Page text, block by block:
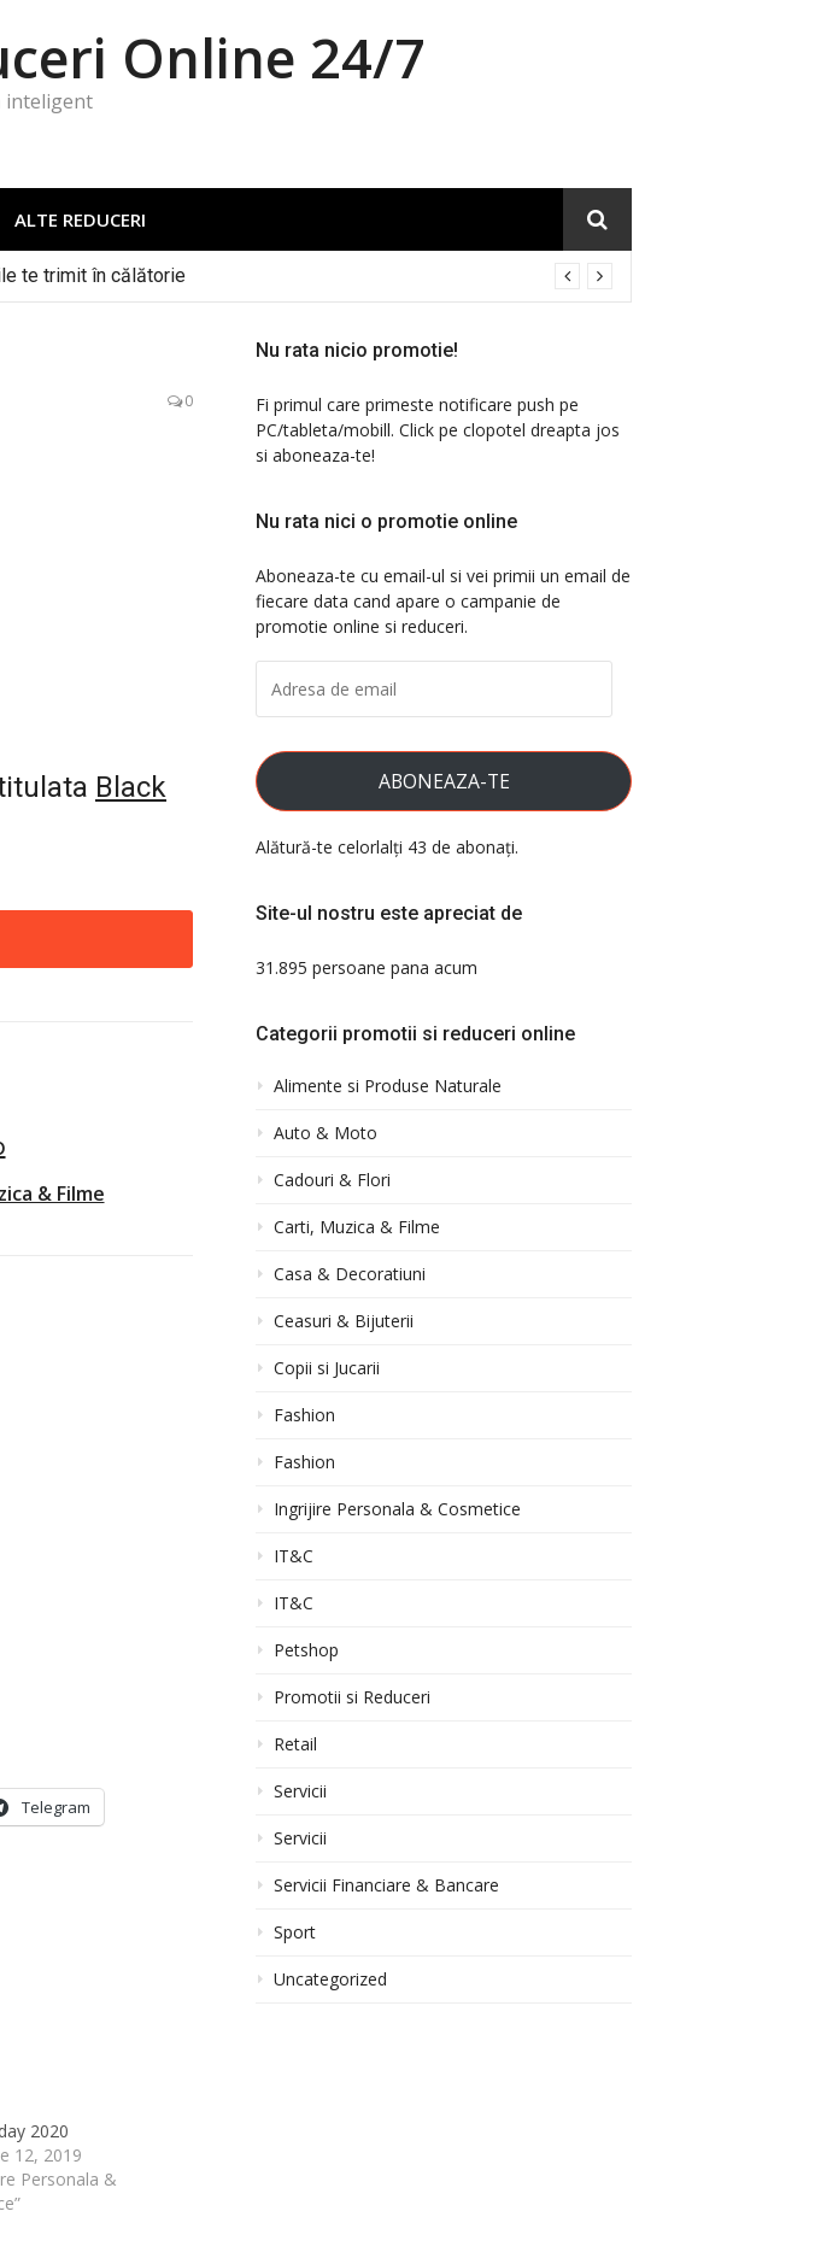
Online 24/7
inteligent
ALTE REDUCERI
te trimit în călătorie
0
Black
& Filme
Telegram
2020
12, 2019
Personala &
Nu rata nicio promotie!
Fi primul care primeste notificare push pe
PC/tableta/mobill. Click pe clopotel dreapta jos
si aboneaza-te!
Nu rata nici o promotie online
Aboneaza-te cu email-ul si vei primii un email de
fiecare data cand apare o campanie de
promotie online si reduceri.
DE
EMAIL
ABONEAZA-TE
Alătură-te celorlalți 43 de abonați.
Site-ul nostru este apreciat de
31.895 persoane pana acum
Categorii promotii si reduceri online
Alimente si Produse Naturale
Auto & Moto
Cadouri & Flori
Carti, Muzica & Filme
Casa & Decoratiuni
Ceasuri & Bijuterii
Copii si Jucarii
Fashion
Fashion
Ingrijire Personala & Cosmetice
IT&C
IT&C
Petshop
Promotii si Reduceri
Retail
Servicii
Servicii
Servicii Financiare & Bancare
Sport
Uncategorized